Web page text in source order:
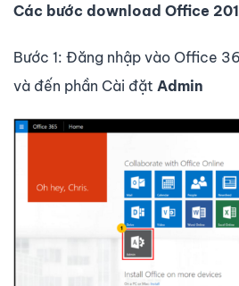
Các bước download Office
Bước 1: Đăng nhập vào Office
và đến phần Cài đặt Admin